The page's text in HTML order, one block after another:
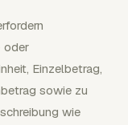
oder
Einzelbetrag,
sowie zu
wie